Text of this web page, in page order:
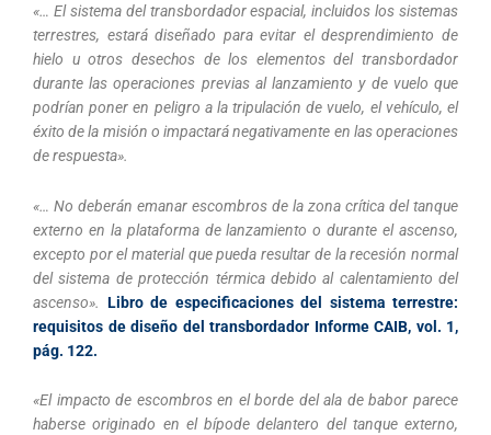
«… El sistema del transbordador espacial, incluidos los sistemas
terrestres, estará diseñado para evitar el desprendimiento de
hielo u otros desechos de los elementos del transbordador
durante las operaciones previas al lanzamiento y de vuelo que
podrían poner en peligro a la tripulación de vuelo, el vehículo, el
éxito de la misión o impactará negativamente en las operaciones
de respuesta».
«… No deberán emanar escombros de la zona crítica del tanque
externo en la plataforma de lanzamiento o durante el ascenso,
excepto por el material que pueda resultar de la recesión normal
del sistema de protección térmica debido al calentamiento del
ascenso». Libro de especificaciones del sistema terrestre:
requisitos de diseño del transbordador Informe CAIB, vol. 1,
pág. 122.
«El impacto de escombros en el borde del ala de babor parece
haberse originado en el bípode delantero del tanque externo,